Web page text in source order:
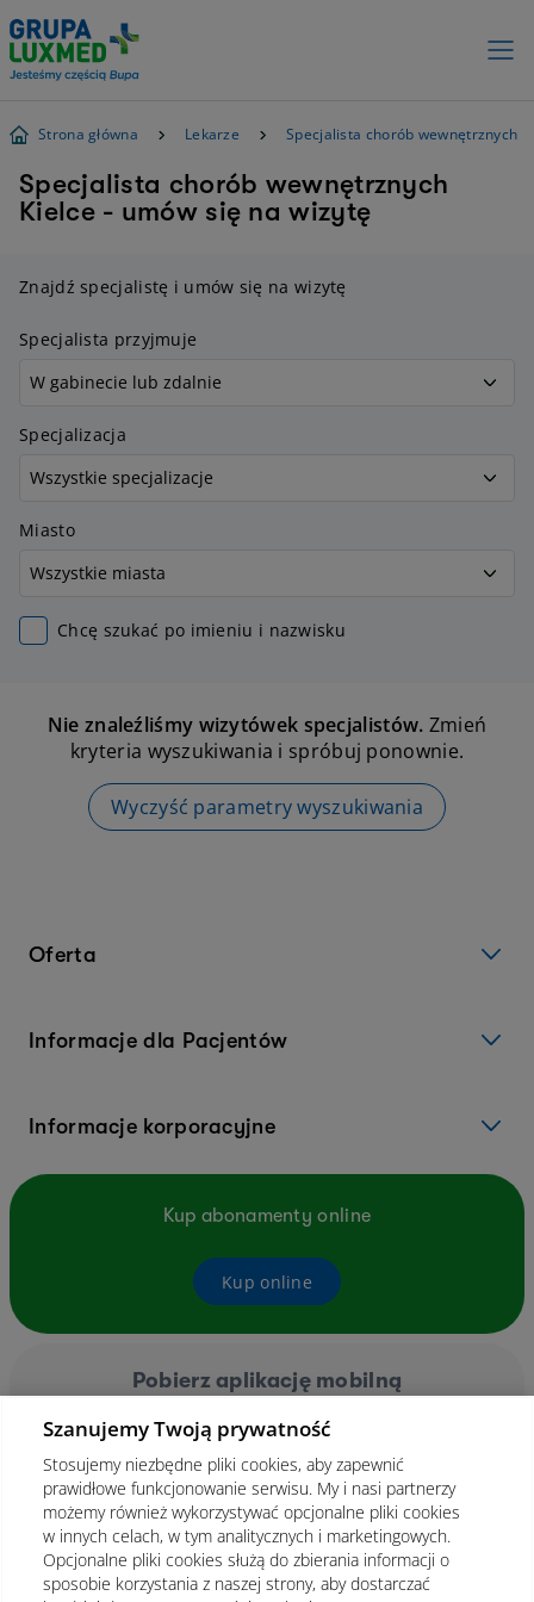
Strona główna Lekarze Specjalista chorób wewnętrznych
Specjalista chorób wewnętrznych
Kielce - umów się na wizytę
Znajdź specjalistę i umów się na wizytę
Specjalista przyjmuje
Specjalizacja
Miasto
Chcę szukać po imieniu i nazwisku
Nie znaleźliśmy wizytówek specjalistów. Zmień
kryteria wyszukiwania i spróbuj ponownie.
Wyczyść parametry wyszukiwania
Oferta
Informacje dla Pacjentów
Informacje korporacyjne
Kup abonamenty online
Kup online
Pobierz aplikację mobilną
Szanujemy Twoją prywatność
Stosujemy niezbędne pliki cookies, aby zapewnić
prawidłowe funkcjonowanie serwisu. My i nasi partnerzy
możemy również wykorzystywać opcjonalne pliki cookies
w innych celach, w tym analitycznych i marketingowych.
Opcjonalne pliki cookies służą do zbierania informacji o
sposobie korzystania z naszej strony, aby dostarczać